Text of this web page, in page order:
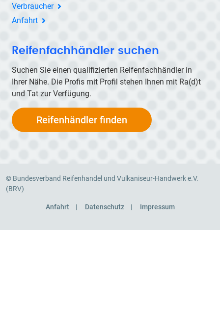
Verbraucher
Anfahrt
Reifenfachhändler suchen
Suchen Sie einen qualifizierten Reifenfachhändler in
Ihrer Nähe. Die Profis mit Profil stehen Ihnen mit Ra(d)t
und Tat zur Verfügung.
Reifenhändler finden
© Bundesverband Reifenhandel und Vulkaniseur-Handwerk e.V.
(BRV)
Anfahrt Datenschutz Impressum